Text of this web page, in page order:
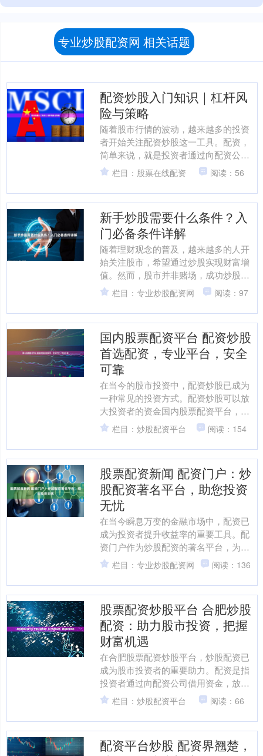
专业炒股配资网 相关话题
配资炒股入门知识｜杠杆风
险与策略
随着股市行情的波动，越来越多的投资
者开始关注配资炒股这一工具。配资，
简单来说，就是投资者通过向配资公司
借入资金来放大自己的投资本金炒股配
资平台，从而在股市中获得....
栏目：股票在线配资 阅读：56
新手炒股需要什么条件？入
门必备条件详解
随着理财观念的普及，越来越多的人开
始关注股市，希望通过炒股实现财富增
值。然而，股市并非赌场，成功炒股需
要具备一定的条件。对于新手而言，在
踏入股市之前，必须做好充....
栏目：专业炒股配资网 阅读：97
国内股票配资平台 配资炒股
首选配资，专业平台，安全
可靠
在当今的股市投资中，配资炒股已成为
一种常见的投资方式。配资炒股可以放
大投资者的资金国内股票配资平台，提
高收益率，但同时也存在一定的风险。
因此，选择一家专业、安全....
栏目：炒股配资平台 阅读：154
股票配资新闻 配资门户：炒
股配资著名平台，助您投资
无忧
在当今瞬息万变的金融市场中，配资已
成为投资者提升收益率的重要工具。配
资门户作为炒股配资的著名平台，为您
提供安全可靠的配资服务，助您投资无
忧。 * **选择正规的....
栏目：专业炒股配资网 阅读：136
股票配资炒股平台 合肥炒股
配资：助力股市投资，把握
财富机遇
在合肥股票配资炒股平台，炒股配资已
成为股市投资者的重要助力。配资是指
投资者通过向配资公司借用资金，放大
自己的资金规模，从而提高投资收益。 *
**放大收益：**....
栏目：炒股配资平台 阅读：66
配资平台炒股 配资界翘楚，